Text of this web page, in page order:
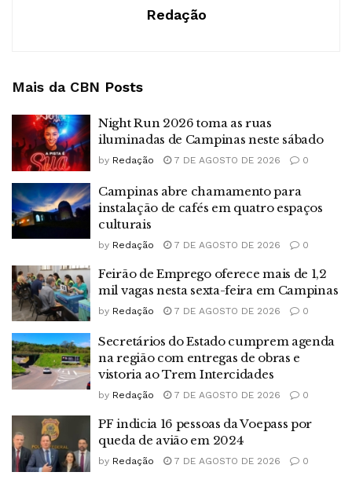
Redação
Mais da CBN Posts
Night Run 2026 toma as ruas
iluminadas de Campinas neste sábado
by Redação 7 DE AGOSTO DE 2026 0
Campinas abre chamamento para
instalação de cafés em quatro espaços
culturais
by Redação 7 DE AGOSTO DE 2026 0
Feirão de Emprego oferece mais de 1,2
mil vagas nesta sexta-feira em Campinas
by Redação 7 DE AGOSTO DE 2026 0
Secretários do Estado cumprem agenda
na região com entregas de obras e
vistoria ao Trem Intercidades
by Redação 7 DE AGOSTO DE 2026 0
PF indicia 16 pessoas da Voepass por
queda de avião em 2024
by Redação 7 DE AGOSTO DE 2026 0